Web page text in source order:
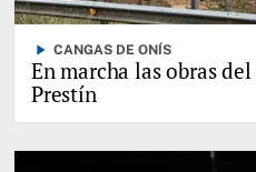
play_arrow CANGAS DE ONÍS
En marcha las obras
Prestín